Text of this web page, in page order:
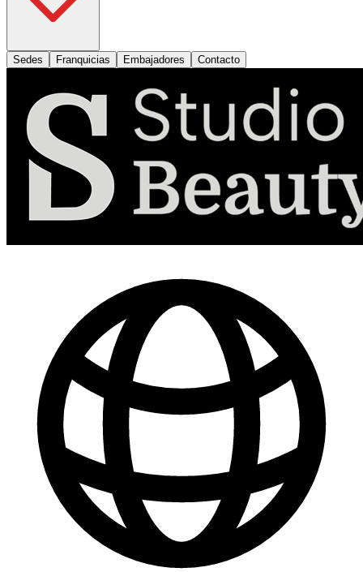
Marketing de Contenido para Redes Sociales
$ 44.800 $ 64.000
Comprar
Sedes Franquicias Embajadores Contacto